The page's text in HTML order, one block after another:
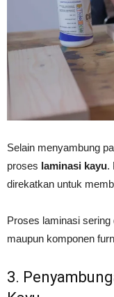
Selain menyambung
proses laminasi kayu.
direkatkan untuk
Proses laminasi
maupun komponen
3.